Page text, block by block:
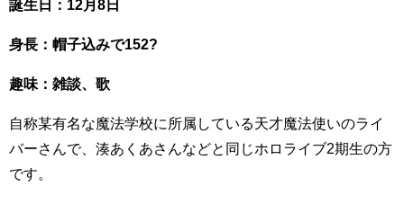
誕生日：12月8日
身長：帽子込みで152?
趣味：雑談、歌
自称某有名な魔法学校に所属している天才魔法使いのライ
バーさんで、湊あくあさんなどと同じホロライブ2期生の方
です。